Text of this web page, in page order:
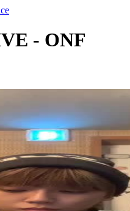
- ONF